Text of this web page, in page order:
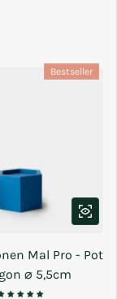
Bestseller
Mal Pro - Pot
⌀ 5,5cm